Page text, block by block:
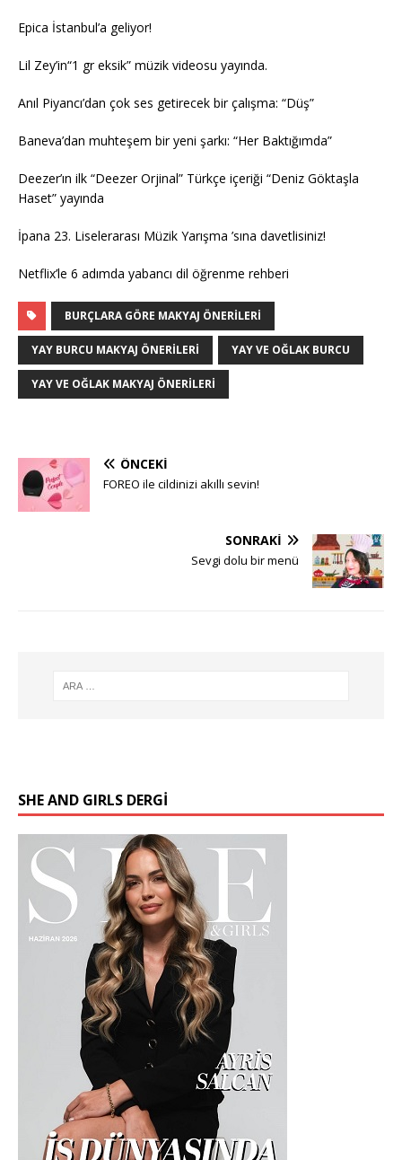
Epica İstanbul’a geliyor!
Lil Zey’in“1 gr eksik” müzik videosu yayında.
Anıl Piyancı’dan çok ses getirecek bir çalışma: “Düş”
Baneva’dan muhteşem bir yeni şarkı: “Her Baktığımda”
Deezer’ın ilk “Deezer Orjinal” Türkçe içeriği “Deniz Göktaşla
Haset” yayında
İpana 23. Liselerarası Müzik Yarışma ’sına davetlisiniz!
Netflix’le 6 adımda yabancı dil öğrenme rehberi
BURÇLARA GÖRE MAKYAJ ÖNERILERI
YAY BURCU MAKYAJ ÖNERILERI YAY VE OĞLAK BURCU
YAY VE OĞLAK MAKYAJ ÖNERILERI
ÖNCEKI
FOREO ile cildinizi akıllı sevin!
SONRAKI
Sevgi dolu bir menü
SHE AND GIRLS DERGİ